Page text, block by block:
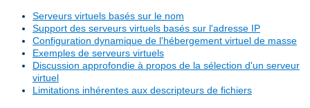
Serveurs virtuels basés sur le nom
Support des serveurs virtuels basés sur l'adresse IP
Configuration dynamique de l'hébergement virtuel de masse
Exemples de serveurs virtuels
Discussion approfondie à propos de la sélection d'un serveur
virtuel
Limitations inhérentes aux descripteurs de fichiers